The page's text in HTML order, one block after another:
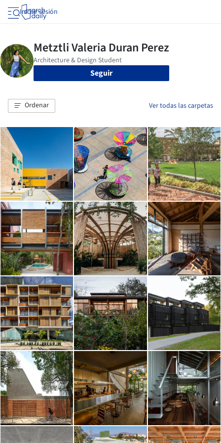
Iniciar sesión
Seguir
Ordenar Ver todas las carpetas